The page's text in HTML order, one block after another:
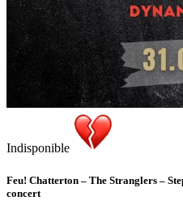
Indisponible
Feu! Chatterton – The Stranglers –
concert